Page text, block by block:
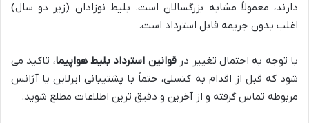
دارند، معمولاً مشابه بزرگسالان است. بلیط نوزادان (زیر دو سال)
اغلب بدون جریمه قابل استرداد است.
با توجه به احتمال تغییر درقوانین استرداد بلیط هواپیما، تاکید می
شود که قبل از اقدام به کنسلی، حتماً با پشتیبانی ایرلاین یا آژانس
مربوطه تماس گرفته و از آخرین و دقیق ترین اطلاعات مطلع شوید.